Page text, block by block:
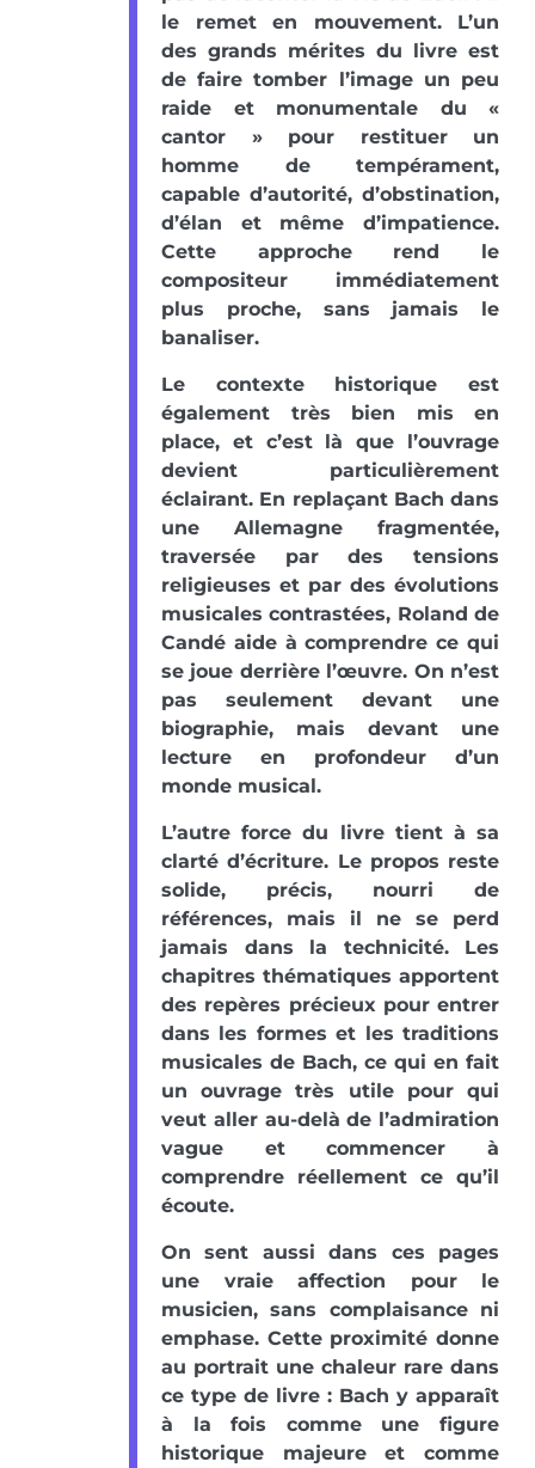
le remet en mouvement. L’un
des grands mérites du livre est
de faire tomber l’image un peu
raide et monumentale du «
cantor » pour restituer un
homme de tempérament,
capable d’autorité, d’obstination,
d’élan et même d’impatience.
Cette approche rend le
compositeur immédiatement
plus proche, sans jamais le
banaliser.
Le contexte historique est
également très bien mis en
place, et c’est là que l’ouvrage
devient particulièrement
éclairant. En replaçant Bach dans
une Allemagne fragmentée,
traversée par des tensions
religieuses et par des évolutions
musicales contrastées, Roland de
Candé aide à comprendre ce qui
se joue derrière l’œuvre. On n’est
pas seulement devant une
biographie, mais devant une
lecture en profondeur d’un
monde musical.
L’autre force du livre tient à sa
clarté d’écriture. Le propos reste
solide, précis, nourri de
références, mais il ne se perd
jamais dans la technicité. Les
chapitres thématiques apportent
des repères précieux pour entrer
dans les formes et les traditions
musicales de Bach, ce qui en fait
un ouvrage très utile pour qui
veut aller au-delà de l’admiration
vague et commencer à
comprendre réellement ce qu’il
écoute.
On sent aussi dans ces pages
une vraie affection pour le
musicien, sans complaisance ni
emphase. Cette proximité donne
au portrait une chaleur rare dans
ce type de livre : Bach y apparaît
à la fois comme une figure
historique majeure et comme